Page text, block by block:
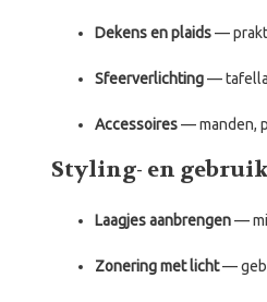
Dekens en plaids—
Sfeerverlichting—
Accessoires— manden,
Styling- en
Laagjes aanbrengen—
Zonering met licht—